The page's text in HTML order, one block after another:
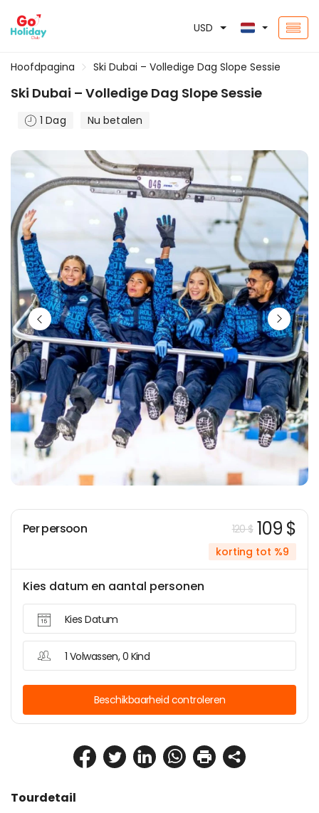
USD
Hoofdpagina Ski Dubai – Volledige Dag Slope Sessie
Ski Dubai – Volledige Dag Slope Sessie
1 Dag Nu betalen
Tourdetail
Per persoon 120 $ 109 $
korting tot %9
Kies datum en aantal personen
Kies Datum
1 Volwassen, 0 Kind
Beschikbaarheid controleren